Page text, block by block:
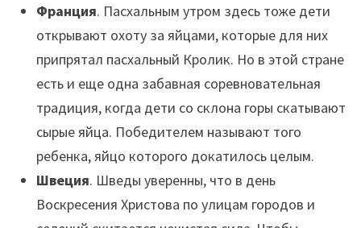
Франция. Пасхальным утром здесь тоже дети
открывают охоту за яйцами, которые для них
припрятал пасхальный Кролик. Но в этой стране
есть и еще одна забавная соревновательная
традиция, когда дети со склона горы скатывают
сырые яйца. Победителем называют того
ребенка, яйцо которого докатилось целым.
Швеция. Шведы уверенны, что в день
Воскресения Христова по улицам городов и